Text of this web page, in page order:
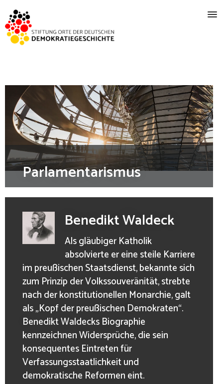
Parlamentarismus
Benedikt Waldeck
Als gläubiger Katholik
absolvierte er eine steile Karriere
im preußischen Staatsdienst, bekannte sich
zum Prinzip der Volkssouveränität, strebte
nach der konstitutionellen Monarchie, galt
als „Kopf der preußischen Demokraten“.
Benedikt Waldecks Biographie
kennzeichnen Widersprüche, die sein
konsequentes Eintreten für
Verfassungsstaatlichkeit und
demokratische Reformen eint.